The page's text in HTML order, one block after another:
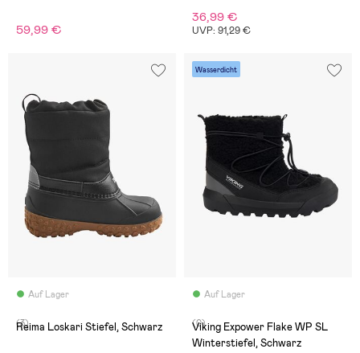
59,99 €
36,99 €
UVP: 91,29 €
Auf Lager
(3)
Reima Loskari Stiefel, Schwarz
Wasserdicht
Auf Lager
(0)
Viking Expower Flake WP SL
Winterstiefel, Schwarz